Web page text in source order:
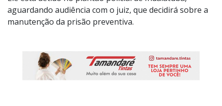
Ele está detido no plantão policial de Indaiatuba,
aguardando audiência com o juiz, que decidirá sobre a
manutenção da prisão preventiva.